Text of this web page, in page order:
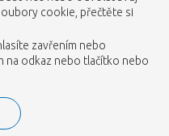
cookie, přečtěte si
zavřením nebo
na odkaz nebo tlačítko nebo